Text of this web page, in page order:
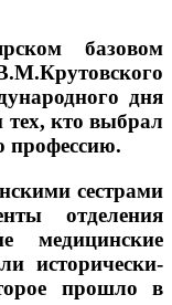
базовом
дня
тех, кто выбрал
профессию.
сестрами
отделения
медицинские
исторически-
прошло в